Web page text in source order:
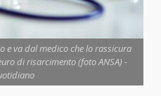
e va dal medico che lo rassicura
di risarcimento (foto ANSA) -